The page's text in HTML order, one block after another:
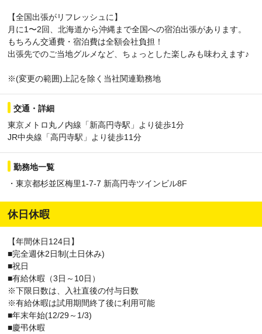
【全国出張がリフレッシュに】
月に1〜2回、北海道から沖縄まで全国への宿泊出張があります。
もちろん交通費・宿泊費は全額会社負担！
出張先でのご当地グルメなど、ちょっとした楽しみも味わえます♪
※(変更の範囲)上記を除く当社関連勤務地
交通・詳細
東京メトロ丸ノ内線「新高円寺駅」より徒歩1分
JR中央線「高円寺駅」より徒歩11分
勤務地一覧
・東京都杉並区梅里1-7-7 新高円寺ツインビル8F
休日休暇
【年間休日124日】
■完全週休2日制(土日休み)
■祝日
■有給休暇（3日～10日）
※下限日数は、入社直後の付与日数
※有給休暇は試用期間終了後に利用可能
■年末年始(12/29～1/3)
■慶弔休暇